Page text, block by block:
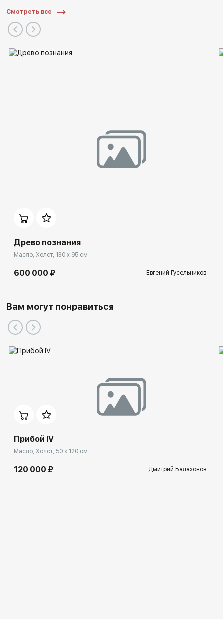
Смотреть все
Древо познания
Масло, Холст, 130 x 95 см
600 000 ₽ Евгений Гусельников
Вам могут понравиться
Прибой IV
Масло, Холст, 50 x 120 см
120 000 ₽ Дмитрий Балахонов